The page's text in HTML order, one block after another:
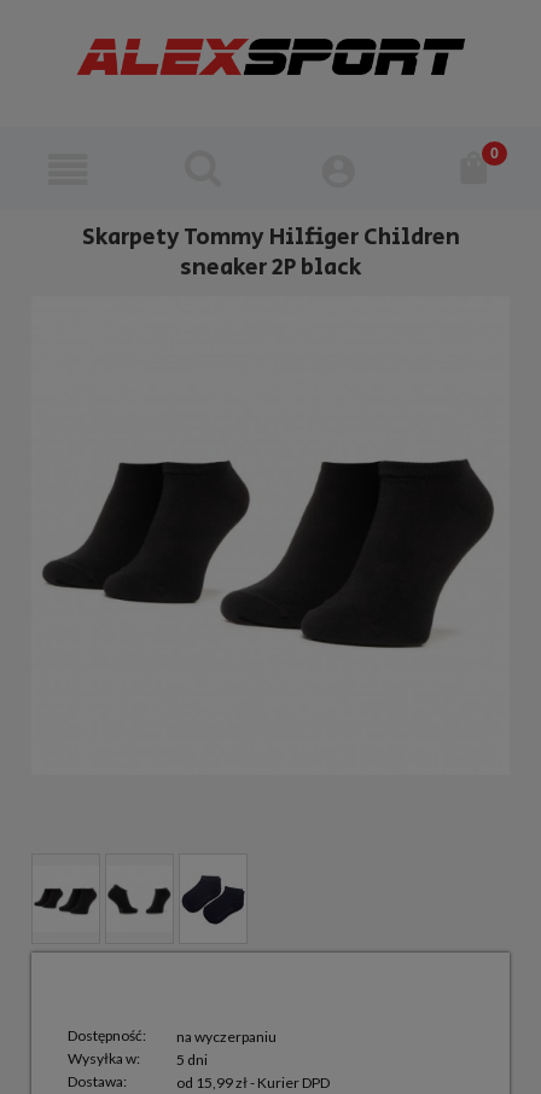
Skarpety Tommy Hilfiger Children
sneaker 2P black
Dostępność:
na wyczerpaniu
Wysyłka w:
5 dni
Dostawa:
od 15,99 zł- Kurier DPD